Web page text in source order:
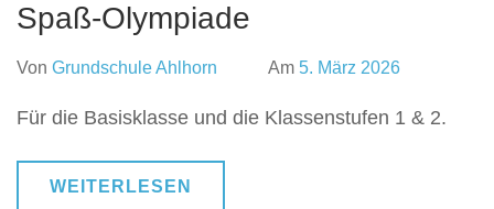
Spaß-Olympiade
Von Grundschule Ahlhorn Am 5. März 2026
Für die Basisklasse und die Klassenstufen 1 & 2.
WEITERLESEN